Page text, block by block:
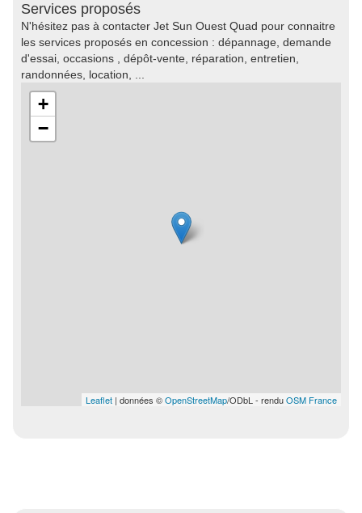
Services proposés
N'hésitez pas à contacter Jet Sun Ouest Quad pour connaitre
les services proposés en concession : dépannage, demande
d'essai, occasions , dépôt-vente, réparation, entretien,
randonnées, location, ...
+
−
Leaflet | données ©OpenStreetMap/ODbL - renduOSM France